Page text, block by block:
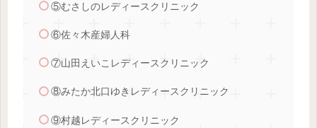
⑤むさしのレディースクリニック
⑥佐々木産婦人科
⑦山田えいこレディースクリニック
⑧みたか北口ゆきレディースクリニック
⑨村越レディースクリニック